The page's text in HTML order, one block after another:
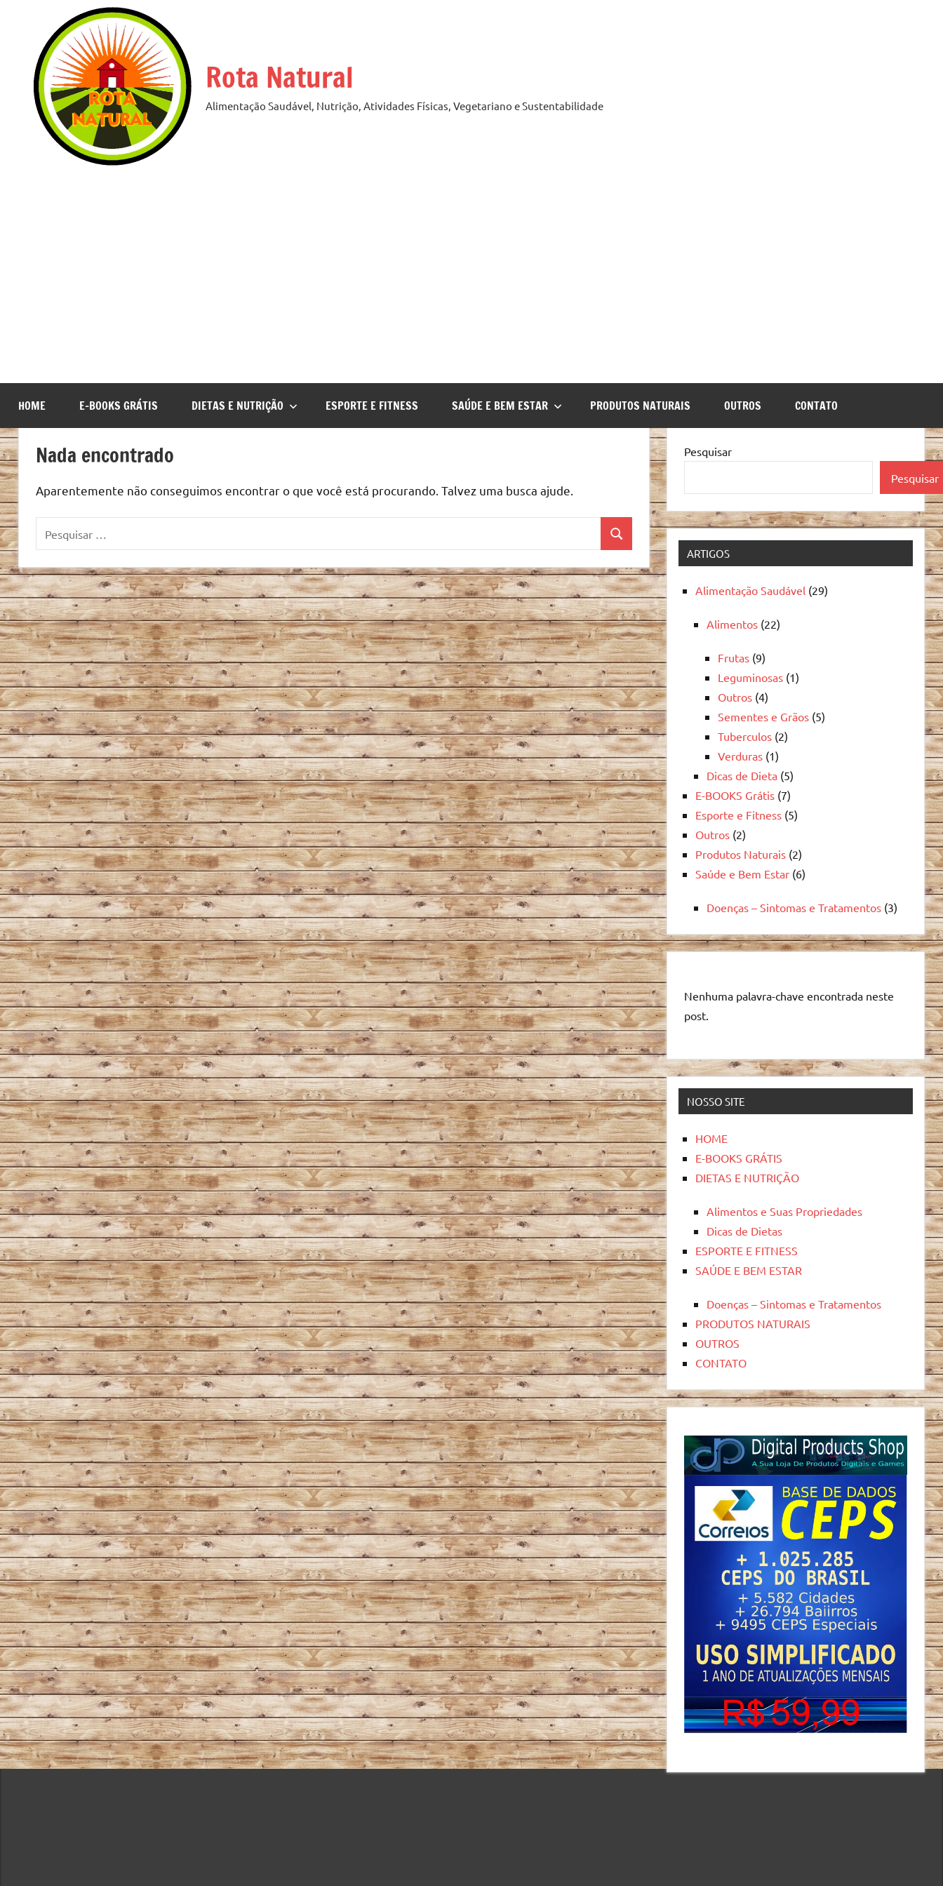
conteúdo
Rota Natural
Alimentação Saudável, Nutrição, Atividades Físicas, Vegetariano e Sustentabilidade
HOME E-BOOKS GRÁTIS DIETAS E NUTRIÇÃO ESPORTE E FITNESS SAÚDE E BEM ESTAR PRODUTOS NATURAIS OUTROS CONTATO
Nada encontrado
Aparentemente não conseguimos encontrar o que você está procurando. Talvez uma busca ajude.
Pesquisar
por:
Pesquisa
Pesquisar
Pesquisar
ARTIGOS
Alimentação Saudável (29)
Alimentos (22)
Frutas (9)
Leguminosas (1)
Outros (4)
Sementes e Grãos (5)
Tuberculos (2)
Verduras (1)
Dicas de Dieta (5)
E-BOOKS Grátis (7)
Esporte e Fitness (5)
Outros (2)
Produtos Naturais (2)
Saúde e Bem Estar (6)
Doenças – Sintomas e Tratamentos (3)
Nenhuma palavra-chave encontrada neste
post.
NOSSO SITE
HOME
E-BOOKS GRÁTIS
DIETAS E NUTRIÇÃO
Alimentos e Suas Propriedades
Dicas de Dietas
ESPORTE E FITNESS
SAÚDE E BEM ESTAR
Doenças – Sintomas e Tratamentos
PRODUTOS NATURAIS
OUTROS
CONTATO